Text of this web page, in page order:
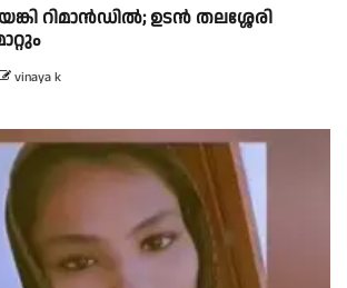
റിമാന്‍ഡില്‍; ഉടന്‍ തലശ്ശേരി
vinaya k